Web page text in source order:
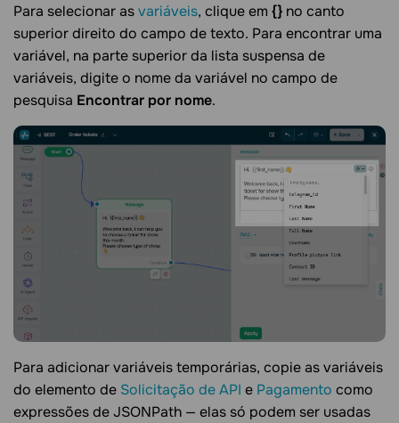
Para selecionar asvariáveis, clique em {} no canto
superior direito do campo de texto. Para encontrar uma
variável, na parte superior da lista suspensa de
variáveis, digite o nome da variável no campo de
pesquisa Encontrar por nome.
Para adicionar variáveis temporárias, copie as variáveis
do elemento de Solicitação de API e Pagamento como
expressões de JSONPath — elas só podem ser usadas